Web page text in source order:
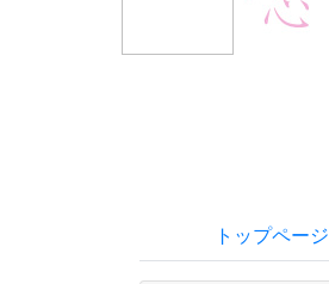
トップページ